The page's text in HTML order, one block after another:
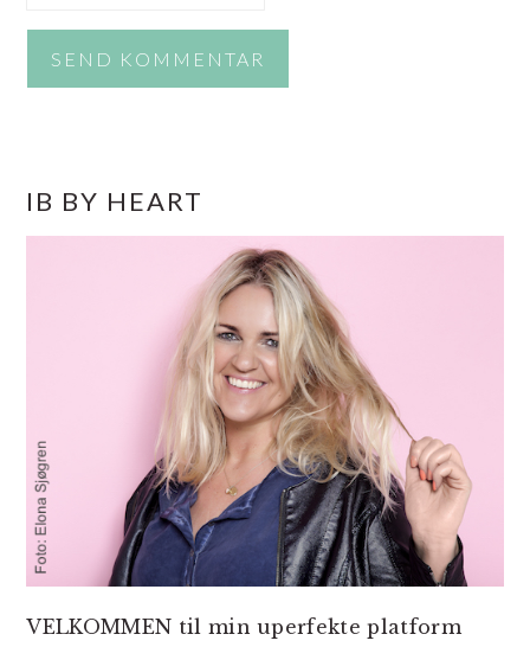
SIDEBAR
IB BY HEART
VELKOMMEN til min uperfekte platform